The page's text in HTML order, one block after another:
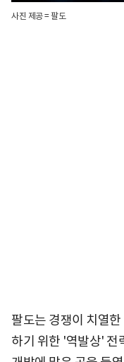
사진 제공 = 팔도
팔도는 경쟁이 치열
하기 위한 '역발상' 전